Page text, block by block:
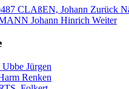
CLAßEN, Johann Zurück
Johann Hinrich Weiter
Jürgen
Renken